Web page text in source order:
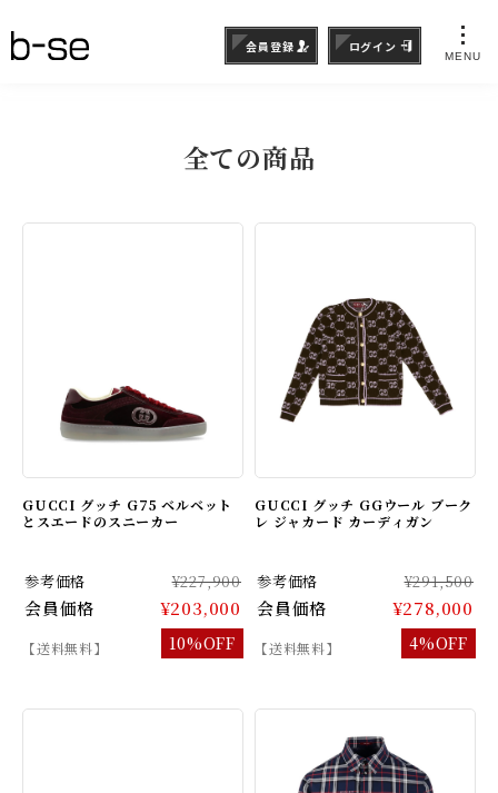
MENU
会員登録 ログイン
全ての商品
GUCCI グッチ G75 ベルベット
とスエードのスニーカー
参考価格 ¥227,900
会員価格 ¥203,000
【送料無料】 10%OFF
GUCCI グッチ GGウール ブーク
レ ジャカード カーディガン
参考価格 ¥291,500
会員価格 ¥278,000
【送料無料】 4%OFF